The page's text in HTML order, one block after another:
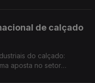
de calçado
do calçado:
aposta no setor